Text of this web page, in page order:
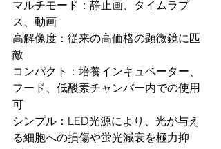
マルチモード：静止画、タイムラプ
ス、動画
高解像度：従来の高価格の顕微鏡に匹
敵
コンパクト：培養インキュベーター、
フード、低酸素チャンバー内での使用
可
シンプル：LED光源により、光が与え
る細胞への損傷や蛍光減衰を極力抑